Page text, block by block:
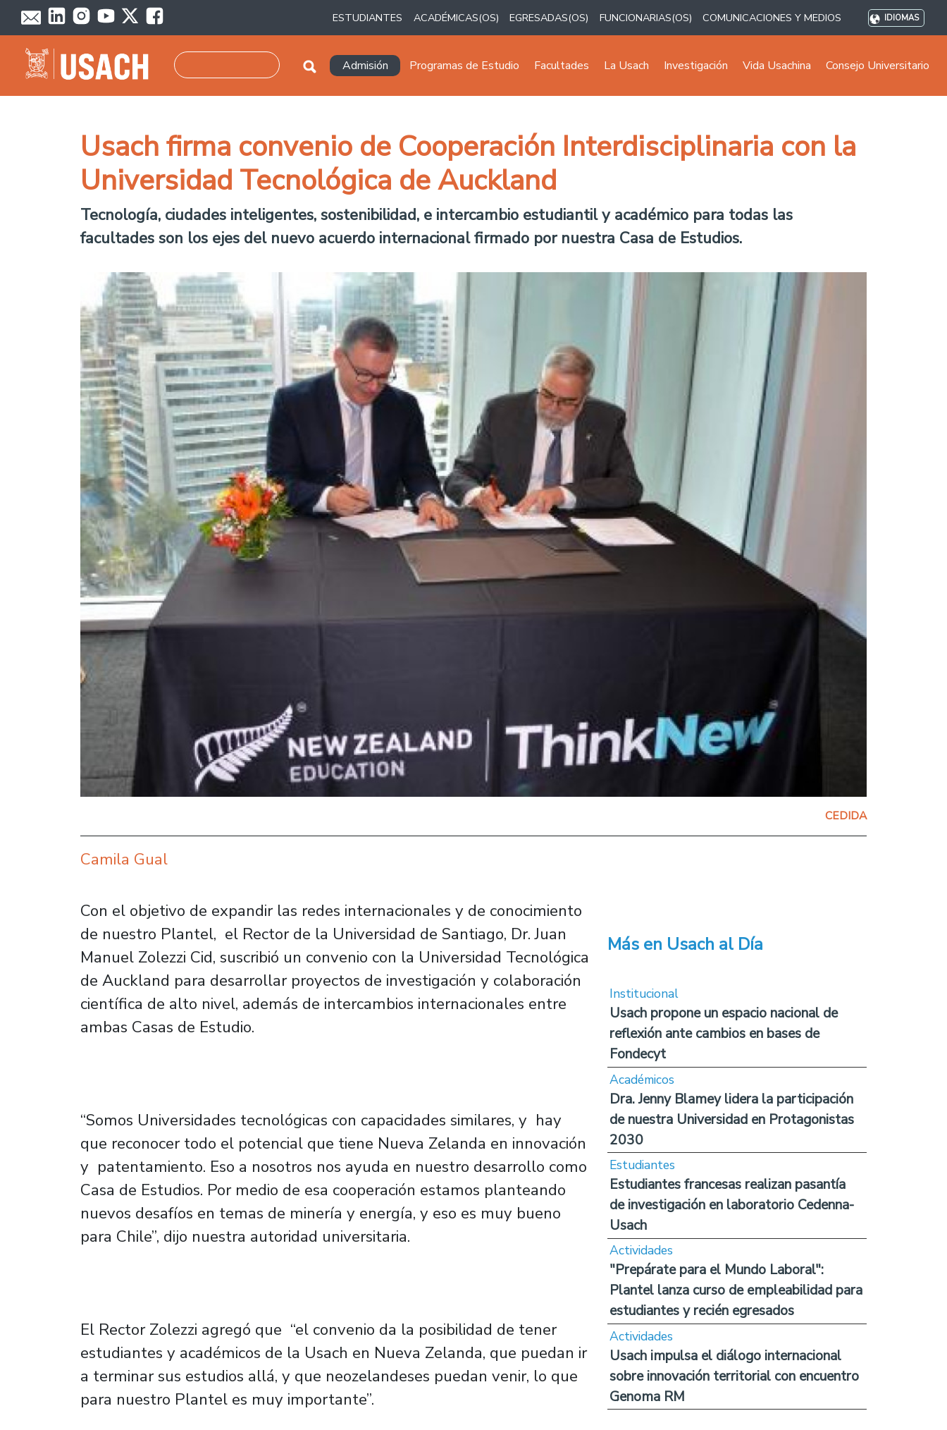
Pasar al contenido principal
ESTUDIANTES ACADÉMICAS(OS) EGRESADAS(OS) FUNCIONARIAS(OS) COMUNICACIONES Y MEDIOS IDIOMAS
Navegación principal
Admisión Programas de Estudio Facultades La Usach Investigación Vida Usachina Consejo Universitario
Usach firma convenio de Cooperación Interdisciplinaria con la
Universidad Tecnológica de Auckland
Tecnología, ciudades inteligentes, sostenibilidad, e intercambio estudiantil y académico para todas las
facultades son los ejes del nuevo acuerdo internacional firmado por nuestra Casa de Estudios.
CEDIDA
Camila Gual
Con el objetivo de expandir las redes internacionales y de conocimiento
de nuestro Plantel, el Rector de la Universidad de Santiago, Dr. Juan
Manuel Zolezzi Cid, suscribió un convenio con la Universidad Tecnológica
de Auckland para desarrollar proyectos de investigación y colaboración
científica de alto nivel, además de intercambios internacionales entre
ambas Casas de Estudio.
“Somos Universidades tecnológicas con capacidades similares, y hay
que reconocer todo el potencial que tiene Nueva Zelanda en innovación
y patentamiento. Eso a nosotros nos ayuda en nuestro desarrollo como
Casa de Estudios. Por medio de esa cooperación estamos planteando
nuevos desafíos en temas de minería y energía, y eso es muy bueno
para Chile”, dijo nuestra autoridad universitaria.
El Rector Zolezzi agregó que “el convenio da la posibilidad de tener
estudiantes y académicos de la Usach en Nueva Zelanda, que puedan ir
a terminar sus estudios allá, y que neozelandeses puedan venir, lo que
para nuestro Plantel es muy importante”.
Más en Usach al Día
Institucional
Usach propone un espacio nacional de
reflexión ante cambios en bases de
Fondecyt
Académicos
Dra. Jenny Blamey lidera la participación
de nuestra Universidad en Protagonistas
2030
Estudiantes
Estudiantes francesas realizan pasantía
de investigación en laboratorio Cedenna-
Usach
Actividades
"Prepárate para el Mundo Laboral":
Plantel lanza curso de empleabilidad para
estudiantes y recién egresados
Actividades
Usach impulsa el diálogo internacional
sobre innovación territorial con encuentro
Genoma RM